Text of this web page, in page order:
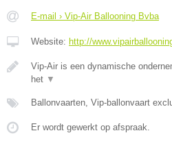
E-mail › Vip-Air Ballooning Bvba
Website: http://
Vip-Air is een dynamische
het ▼
Ballonvaarten, Vip-ballonvaart
Er wordt gewerkt op afspraak.